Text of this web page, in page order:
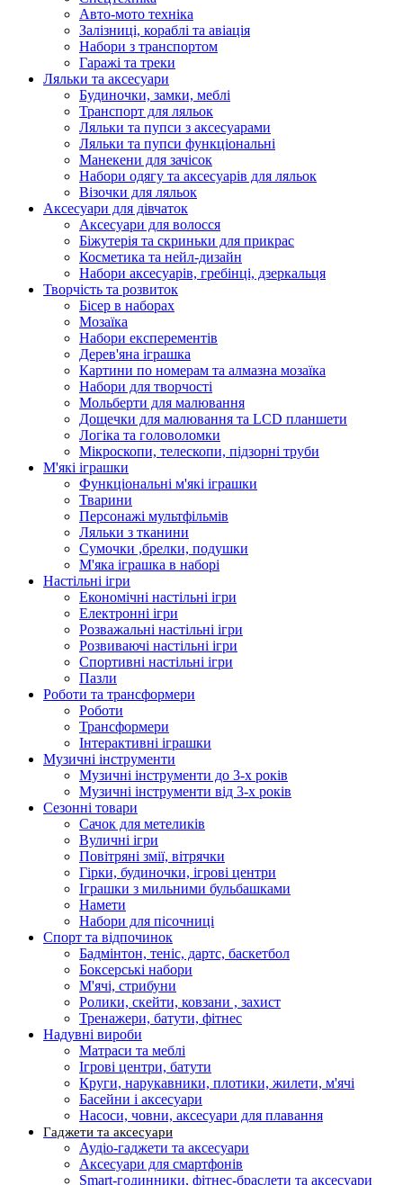
Авто-мото техніка
Залізниці, кораблі та авіація
Набори з транспортом
Гаражі та треки
Ляльки та аксесуари
Будиночки, замки, меблі
Транспорт для ляльок
Ляльки та пупси з аксесуарами
Ляльки та пупси функціональні
Манекени для зачісок
Набори одягу та аксесуарів для ляльок
Візочки для ляльок
Аксесуари для дівчаток
Аксесуари для волосся
Біжутерія та скриньки для прикрас
Косметика та нейл-дизайн
Набори аксесуарів, гребінці, дзеркальця
Творчість та розвиток
Бісер в наборах
Мозаїка
Набори експерементів
Дерев'яна іграшка
Картини по номерам та алмазна мозаїка
Набори для творчості
Мольберти для малювання
Дощечки для малювання та LCD планшети
Логіка та головоломки
Мікроскопи, телескопи, підзорні труби
М'які іграшки
Функціональні м'які іграшки
Тварини
Персонажі мультфільмів
Ляльки з тканини
Сумочки ,брелки, подушки
М'яка іграшка в наборі
Настільні ігри
Економічні настільні ігри
Електронні ігри
Розважальні настільні ігри
Розвиваючі настільні ігри
Спортивні настільні ігри
Пазли
Роботи та трансформери
Роботи
Трансформери
Інтерактивні іграшки
Музичні інструменти
Музичні інструменти до 3-х років
Музичні інструменти від 3-х років
Сезонні товари
Сачок для метеликів
Вуличні ігри
Повітряні змії, вітрячки
Гірки, будиночки, ігрові центри
Іграшки з мильними бульбашками
Намети
Набори для пісочниці
Спорт та відпочинок
Бадмінтон, теніс, дартс, баскетбол
Боксерські набори
М'ячі, стрибуни
Ролики, скейти, ковзани , захист
Тренажери, батути, фітнес
Надувні вироби
Матраси та меблі
Ігрові центри, батути
Круги, нарукавники, плотики, жилети, м'ячі
Басейни і аксесуари
Насоси, човни, аксесуари для плавання
Гаджети та аксесуари
Аудіо-гаджети та аксесуари
Аксесуари для смартфонів
Smart-годинники, фітнес-браслети та аксесуари